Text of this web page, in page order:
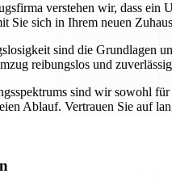
verstehen wir, dass
Sie sich in Ihrem neuen
sind die Grundlagen
reibungslos und
sind wir sowohl
Ablauf. Vertrauen Sie auf